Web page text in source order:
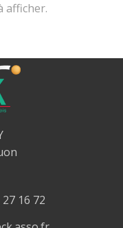
afficher.
16 72